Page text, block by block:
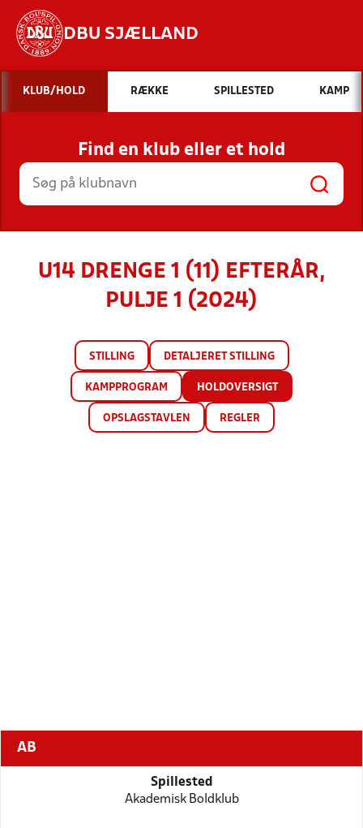
DBU SJÆLLAND
Hvad vil du søge efter?
INDHOLD OG NYHEDER
STILLINGER, RESULTATER, KLUBBER OG
HOLD
KLUB/HOLD RÆKKE SPILLESTED KAMP
Find en klub eller et hold
U14 DRENGE 1 (11) EFTERÅR,
PULJE 1 (2024)
STILLING DETALJERET STILLING
KAMPPROGRAM HOLDOVERSIGT
OPSLAGSTAVLEN REGLER
AB
Spillested
Akademisk Boldklub